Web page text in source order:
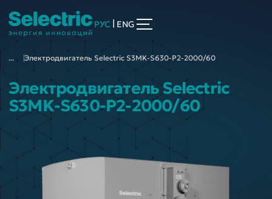
РУС ENG
... Электродвигатель Selectric S3MK-S630-P2-2000/60
Электродвигатель Selectric
S3MK-S630-P2-2000/60